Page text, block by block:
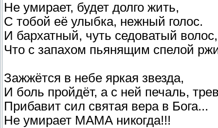
Не умирает, будет долго жить,
С тобой её улыбка, нежный голос.
И бархатный, чуть седоватый волос,
Что с запахом пьянящим спелой
Зажжётся в небе яркая звезда,
И боль пройдёт, а с ней печаль,
Прибавит сил святая вера в Бога...
Не умирает МАМА никогда!!!